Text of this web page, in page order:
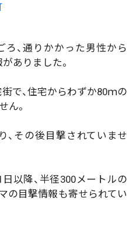
、通りかかった男性から
ありました。
で、住宅からわずか80ｍの
ん。
その後目撃されていませ
以降、半径300メートルの
の目撃情報も寄せられてい